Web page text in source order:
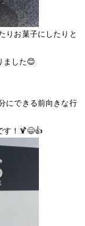
りお菓子にしたりと
ました😊
にできる前向きな行
す！🍹😄👍